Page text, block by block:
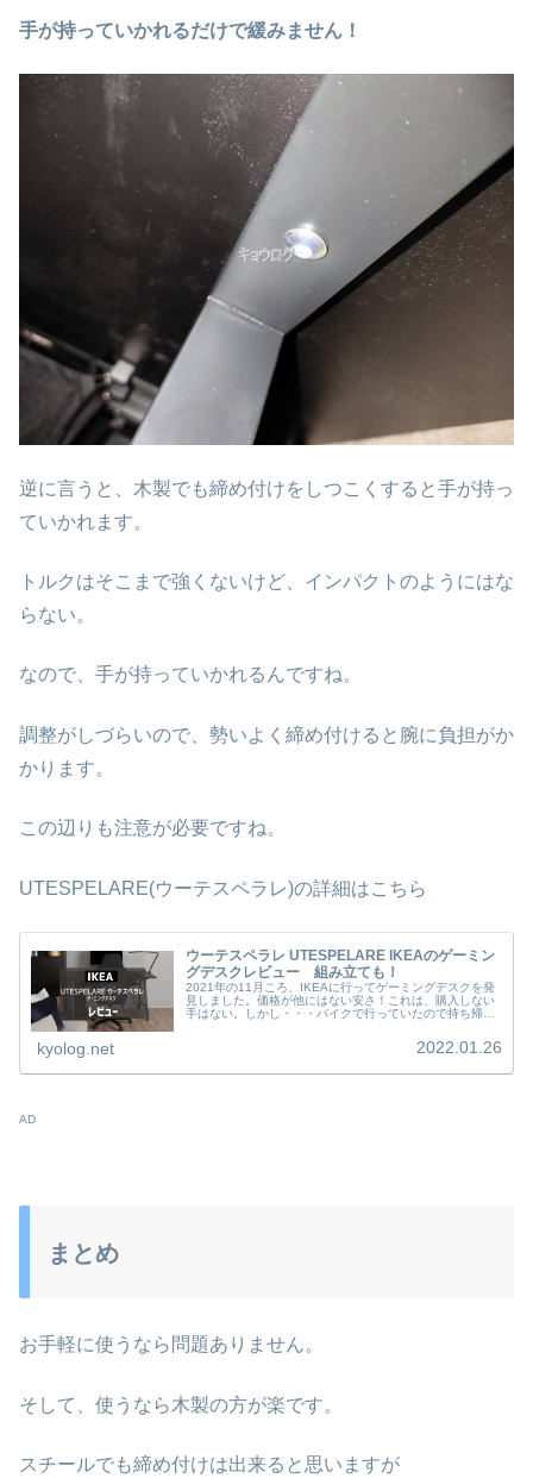
手が持っていかれるだけで緩みません！
逆に言うと、木製でも締め付けをしつこくすると手が持っ
ていかれます。
トルクはそこまで強くないけど、インパクトのようにはな
らない。
なので、手が持っていかれるんですね。
調整がしづらいので、勢いよく締め付けると腕に負担がか
かります。
この辺りも注意が必要ですね。
UTESPELARE(ウーテスペラレ)の詳細はこちら
ウーテスペラレ UTESPELARE IKEAのゲーミン
グデスクレビュー 組み立ても！
2021年の11月ころ、IKEAに行ってゲーミングデスクを発
見しました。価格が他にはない安さ！これは、購入しない
手はない。しかし・・・バイクで行っていたので持ち帰り
kyolog.net 2022.01.26
AD
まとめ
お手軽に使うなら問題ありません。
そして、使うなら木製の方が楽です。
スチールでも締め付けは出来ると思いますが